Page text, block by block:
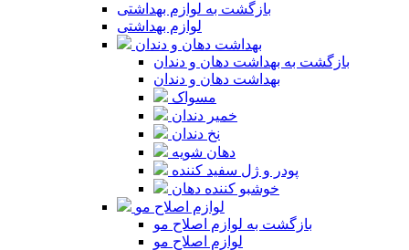
بازگشت به لوازم بهداشتی
لوازم بهداشتی
بهداشت دهان و دندان
بازگشت به بهداشت دهان و دندان
بهداشت دهان و دندان
مسواک
خمیر دندان
نخ دندان
دهان شویه
پودر و ژل سفید کننده
خوشبو کننده دهان
لوازم اصلاح مو
بازگشت به لوازم اصلاح مو
لوازم اصلاح مو